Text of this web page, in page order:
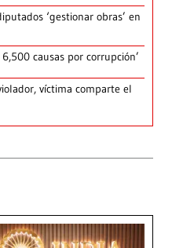
‘gestionar obras’ en
causas por corrupción’
víctima comparte el